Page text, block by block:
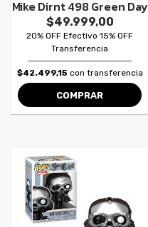
Mike Dirnt 498 Green Day
$49.999,00
20% OFF Efectivo 15% OFF
Transferencia
$42.499,15 con transferencia
COMPRAR